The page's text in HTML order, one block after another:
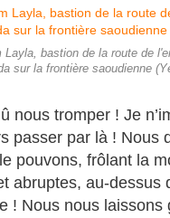
Layla, bastion de la route de
sur la frontière saoudienne
nous tromper ! Je
passer par là ! Nous
pouvons, frôlant la
abruptes, au-dessus
! Nous nous laissons